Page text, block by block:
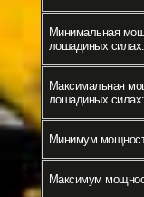
Минимальная
лошадиных силах:
Максимальная
лошадиных силах:
Минимум
Максимум